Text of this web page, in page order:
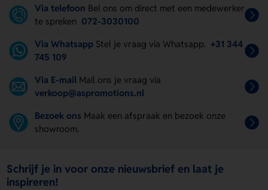
Via telefoon Bel ons om direct met een medewerker
te spreken 072-3030100
Via Whatsapp Stel je vraag via Whatsapp. +31 344
745 109
Via E-mail Mail ons je vraag via
verkoop@aspromotions.nl
Bezoek ons Maak een afspraak en bezoek onze
showroom.
Schrijf je in voor onze nieuwsbrief en laat je
inspireren!